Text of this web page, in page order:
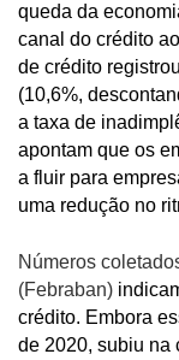
queda da
canal do crédito
de crédito
(10,6%,
a taxa de
apontam que os
a fluir para
uma redução no
Números
(Febraban)
crédito. Embora
de 2020, subiu na